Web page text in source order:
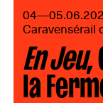
Caravensérail
En Jeu,
la